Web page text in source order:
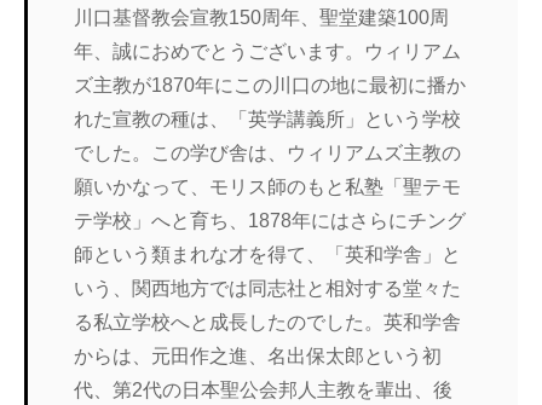
川口基督教会宣教150周年、聖堂建築100周
年、誠におめでとうございます。ウィリアム
ズ主教が1870年にこの川口の地に最初に播か
れた宣教の種は、「英学講義所」という学校
でした。この学び舎は、ウィリアムズ主教の
願いかなって、モリス師のもと私塾「聖テモ
テ学校」へと育ち、1878年にはさらにチング
師という類まれな才を得て、「英和学舎」と
いう、関西地方では同志社と相対する堂々た
る私立学校へと成長したのでした。英和学舎
からは、元田作之進、名出保太郎という初
代、第2代の日本聖公会邦人主教を輩出、後